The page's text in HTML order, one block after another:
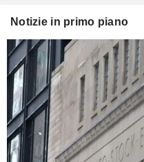
Notizie in primo piano